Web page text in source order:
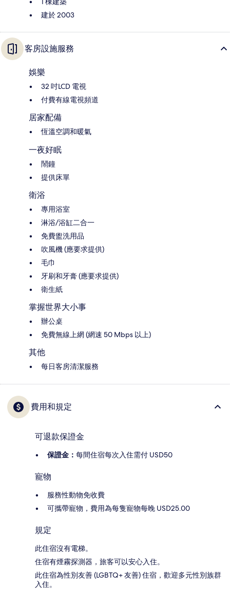
建於 2003
客房設施服務
娛樂
32 吋LCD 電視
付費有線電視頻道
居家配備
恆溫空調和暖氣
一夜好眠
鬧鐘
提供床單
衛浴
專用浴室
淋浴/浴缸二合一
免費盥洗用品
吹風機 (應要求提供)
毛巾
牙刷和牙膏 (應要求提供)
衛生紙
掌握世界大小事
辦公桌
免費無線上網 (網速 50 Mbps 以上)
其他
每日客房清潔服務
費用和規定
可退款保證金
保證金： 每間住宿每次入住需付 USD50
寵物
服務性動物免收費
可攜帶寵物，費用為每隻寵物每晚 USD25.00
規定
此住宿沒有電梯。
住宿有煙霧探測器，旅客可以安心入住。
此住宿為性別友善 (LGBTQ+ 友善) 住宿，歡迎多元性別族群
入住。